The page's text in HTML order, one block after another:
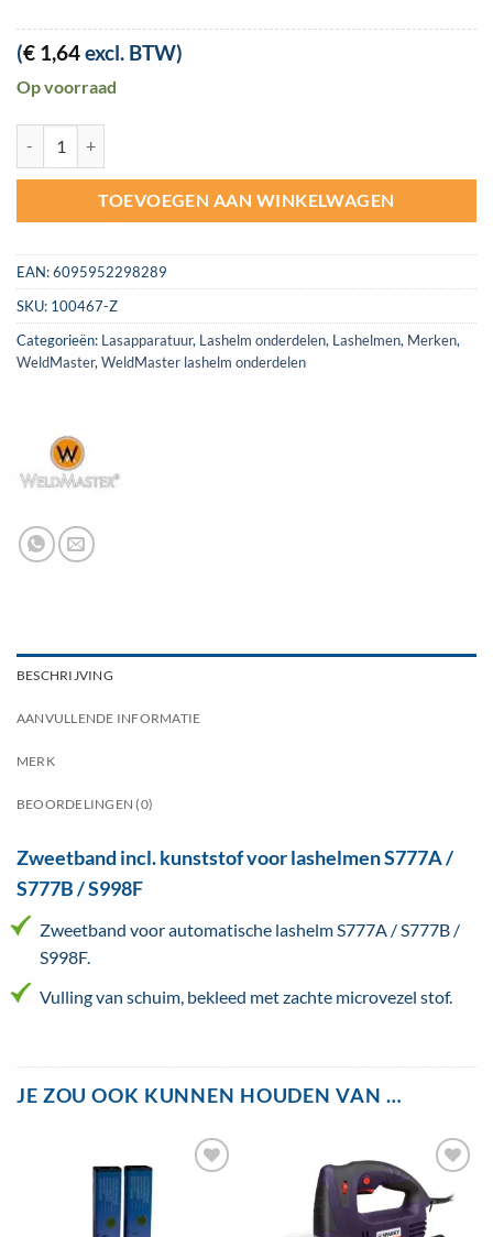
(€ 1,64excl. BTW)
Op voorraad
TOEVOEGEN AAN WINKELWAGEN
EAN:6095952298289
SKU: 100467-Z
Categorieën: Lasapparatuur, Lashelm onderdelen, Lashelmen, Merken,
WeldMaster, WeldMaster lashelm onderdelen
BESCHRIJVING
AANVULLENDE INFORMATIE
MERK
BEOORDELINGEN (0)
Zweetband incl. kunststof voor lashelmen S777A /
S777B / S998F
Zweetband voor automatische lashelm S777A / S777B /
S998F.
Vulling van schuim, bekleed met zachte microvezel stof.
JE ZOU OOK KUNNEN HOUDEN VAN …